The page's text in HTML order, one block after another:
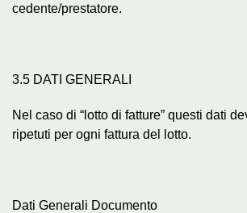
cedente/prestatore.
3.5 DATI GENERALI
Nel caso di “lotto di fatture” questi dati
ripetuti per ogni fattura del lotto.
Dati Generali Documento